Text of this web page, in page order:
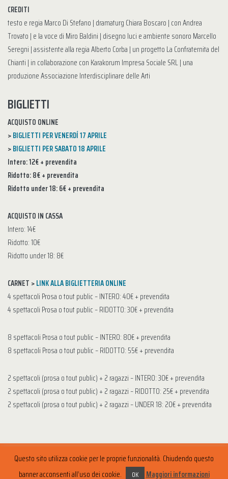
CREDITI
testo e regia Marco Di Stefano | dramaturg Chiara Boscaro | con Andrea
Trovato | e la voce di Miro Baldini | disegno luci e ambiente sonoro Marcello
Seregni | assistente alla regia Alberto Corba | un progetto La Confraternita del
Chianti | in collaborazione con Karakorum Impresa Sociale SRL | una
produzione Associazione Interdisciplinare delle Arti
BIGLIETTI
ACQUISTO ONLINE
>BIGLIETTI PER VENERDÍ 17 APRILE
>BIGLIETTI PER SABATO 18 APRILE
Intero: 12€ + prevendita
Ridotto: 8€ + prevendita
Ridotto under 18: 6€ + prevendita
ACQUISTO IN CASSA
Intero: 14€
Ridotto: 10€
Ridotto under 18: 8€
CARNET >LINK ALLA BIGLIETTERIA ONLINE
4 spettacoli Prosa o tout public – INTERO: 40€ + prevendita
4 spettacoli Prosa o tout public – RIDOTTO: 30€ + prevendita
8 spettacoli Prosa o tout public – INTERO: 80€ + prevendita
8 spettacoli Prosa o tout public – RIDOTTO: 55€ + prevendita
2 spettacoli (prosa o tout public) + 2 ragazzi – INTERO: 30€ + prevendita
2 spettacoli (prosa o tout public) + 2 ragazzi – RIDOTTO: 25€ + prevendita
2 spettacoli (prosa o tout public) + 2 ragazzi – UNDER 18: 20€ + prevendita
Questo sito utilizza cookie per le proprie funzionalità. Chiudendo questo
banner acconsenti all’uso dei cookie.
OK Maggiori informazioni